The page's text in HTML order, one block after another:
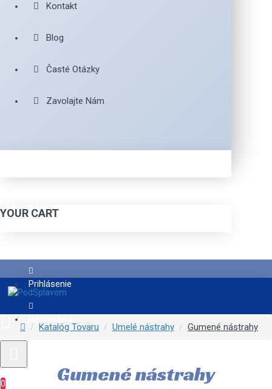
Kontakt
Blog
Časté Otázky
Zavolajte Nám
YOUR CART
Prihlásenie
0
Katalóg Tovaru Umelé nástrahy Gumené nástrahy
Gumené nástrahy